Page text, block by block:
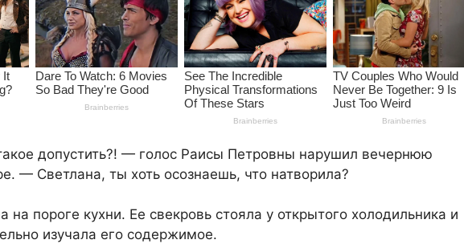
допустить?! — голос Раисы Петровны нарушил вечернюю
— Светлана, ты хоть осознаешь, что натворила?
на пороге кухни. Ее свекровь стояла у открытого холодильника и
изучала его содержимое.